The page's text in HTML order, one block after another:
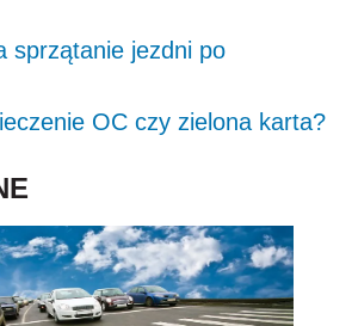
sprzątanie jezdni po
OC czy zielona karta?